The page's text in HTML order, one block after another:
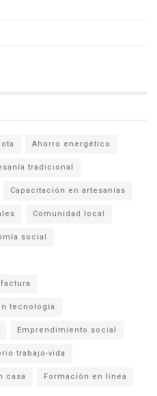
Ahorro energético
tradicional
Capacitación en artesanías
Comunidad local
social
tecnología
Emprendimiento social
trabajo-vida
casa Formación en línea